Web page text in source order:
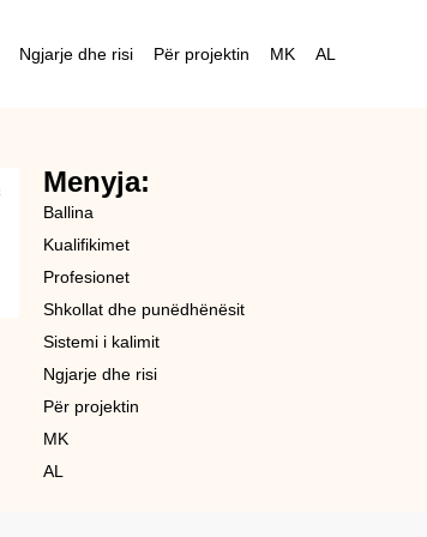
Ngjarje dhe risi Për projektin MK AL
Menyja:
Ballina
Kualifikimet
Profesionet
Shkollat dhe punëdhënësit
Sistemi i kalimit
Ngjarje dhe risi
Për projektin
MK
AL